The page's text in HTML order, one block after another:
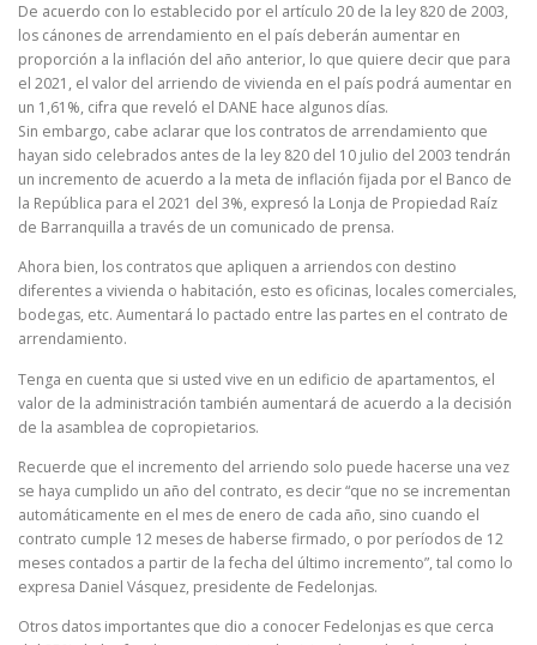
De acuerdo con lo establecido por el artículo 20 de la ley 820 de 2003,
los cánones de arrendamiento en el país deberán aumentar en
proporción a la inflación del año anterior, lo que quiere decir que para
el 2021, el valor del arriendo de vivienda en el país podrá aumentar en
un 1,61%, cifra que reveló el DANE hace algunos días.
Sin embargo, cabe aclarar que los contratos de arrendamiento que
hayan sido celebrados antes de la ley 820 del 10 julio del 2003 tendrán
un incremento de acuerdo a la meta de inflación fijada por el Banco de
la República para el 2021 del 3%, expresó la Lonja de Propiedad Raíz
de Barranquilla a través de un comunicado de prensa.
Ahora bien, los contratos que apliquen a arriendos con destino
diferentes a vivienda o habitación, esto es oficinas, locales comerciales,
bodegas, etc. Aumentará lo pactado entre las partes en el contrato de
arrendamiento.
Tenga en cuenta que si usted vive en un edificio de apartamentos, el
valor de la administración también aumentará de acuerdo a la decisión
de la asamblea de copropietarios.
Recuerde que el incremento del arriendo solo puede hacerse una vez
se haya cumplido un año del contrato, es decir “que no se incrementan
automáticamente en el mes de enero de cada año, sino cuando el
contrato cumple 12 meses de haberse firmado, o por períodos de 12
meses contados a partir de la fecha del último incremento”, tal como lo
expresa Daniel Vásquez, presidente de Fedelonjas.
Otros datos importantes que dio a conocer Fedelonjas es que cerca